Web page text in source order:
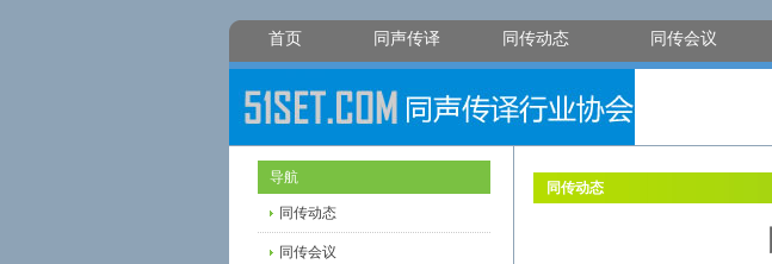
首页 同声传译 同传动态 同传会议
导航
同传动态
同传会议
同传动态